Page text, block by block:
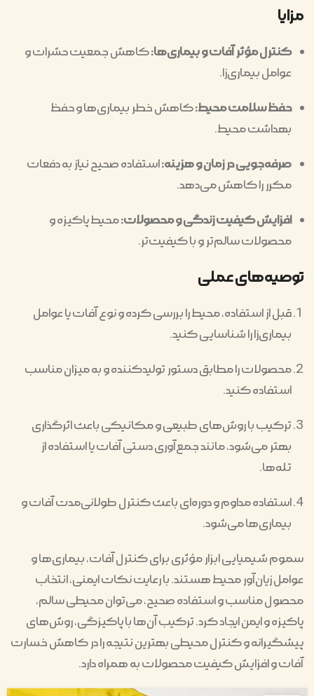
مزایا
کنترل مؤثر آفات و بیماری‌ها:کاهش جمعیت حشرات و
عوامل بیماری‌زا.
حفظ سلامت محیط:کاهش خطر بیماری‌ها و حفظ
بهداشت محیط.
صرفه‌جویی در زمان و هزینه:استفاده صحیح نیاز به دفعات
مکرر را کاهش می‌دهد.
افزایش کیفیت زندگی و محصولات:محیط پاکیزه و
محصولات سالم‌تر و با کیفیت‌تر.
توصیه‌های عملی
قبل از استفاده، محیط را بررسی کرده و نوع آفات یا عوامل
بیماری‌زا را شناسایی کنید.
محصولات را مطابق دستور تولیدکننده و به میزان مناسب
استفاده کنید.
ترکیب با روش‌های طبیعی و مکانیکی باعث اثرگذاری
بهتر می‌شود، مانند جمع‌آوری دستی آفات یا استفاده از
تله‌ها.
استفاده مداوم و دوره‌ای باعث کنترل طولانی‌مدت آفات و
بیماری‌ها می‌شود.
سموم شیمیایی ابزار مؤثری برای کنترل آفات، بیماری‌ها و
عوامل زیان‌آور محیط هستند. با رعایت نکات ایمنی، انتخاب
محصول مناسب و استفاده صحیح، می‌توان محیطی سالم،
پاکیزه و ایمن ایجاد کرد. ترکیب آن‌ها با پاکیزگی، روش‌های
پیشگیرانه و کنترل محیطی بهترین نتیجه را در کاهش خسارت
آفات و افزایش کیفیت محصولات به همراه دارد.